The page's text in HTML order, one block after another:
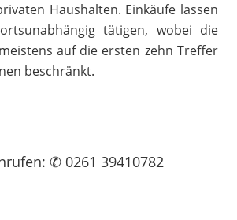
Haushalten. Einkäufe lassen
tätigen, wobei die
auf die ersten zehn Treffer
beschränkt.
: ✆ 0261 39410782